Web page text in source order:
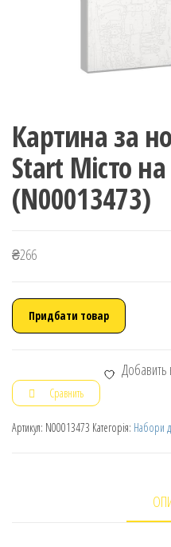
Картина за
Start Місто
(N00013473)
₴266
Придбати товар
Добавить
Сравнить
Артикул: N00013473 Категорія: Набори